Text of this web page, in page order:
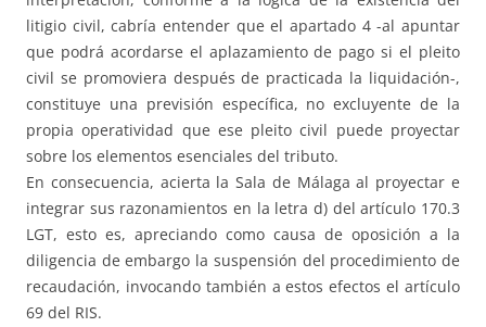
litigio civil, cabría entender que el apartado 4 -al apuntar
que podrá acordarse el aplazamiento de pago si el pleito
civil se promoviera después de practicada la liquidación-,
constituye una previsión específica, no excluyente de la
propia operatividad que ese pleito civil puede proyectar
sobre los elementos esenciales del tributo.
En consecuencia, acierta la Sala de Málaga al proyectar e
integrar sus razonamientos en la letra d) del artículo 170.3
LGT, esto es, apreciando como causa de oposición a la
diligencia de embargo la suspensión del procedimiento de
recaudación, invocando también a estos efectos el artículo
69 del RIS.